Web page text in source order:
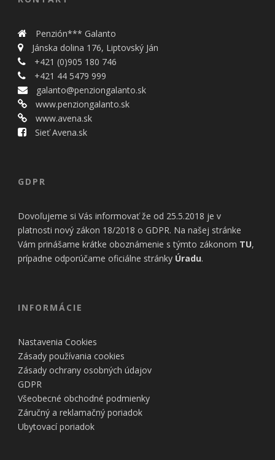
Penzión*** Galanto
Jánska dolina 176, Liptovský Ján
+421 (0)905 180 746
+421 44 5479 999
galanto@penziongalanto.sk
www.penziongalanto.sk
www.avena.sk
Sieť Avena.sk
GDPR
Dovoľujeme si Vás informovať že od 25.5.2018 je v
platnosti nový zákon 18/2018 o GDPR. Na našej stránke
Vám prinášame krátke oboznámenie s týmto zákonom TU,
prípadne odporúčame oficiálne stránky Úradu.
INFORMÁCIE
Nastavenia Cookies
Zásady používania cookies
Zásady ochrany osobných údajov
GDPR
Všeobecné obchodné podmienky
Záručný a reklamačný poriadok
Ubytovací poriadok